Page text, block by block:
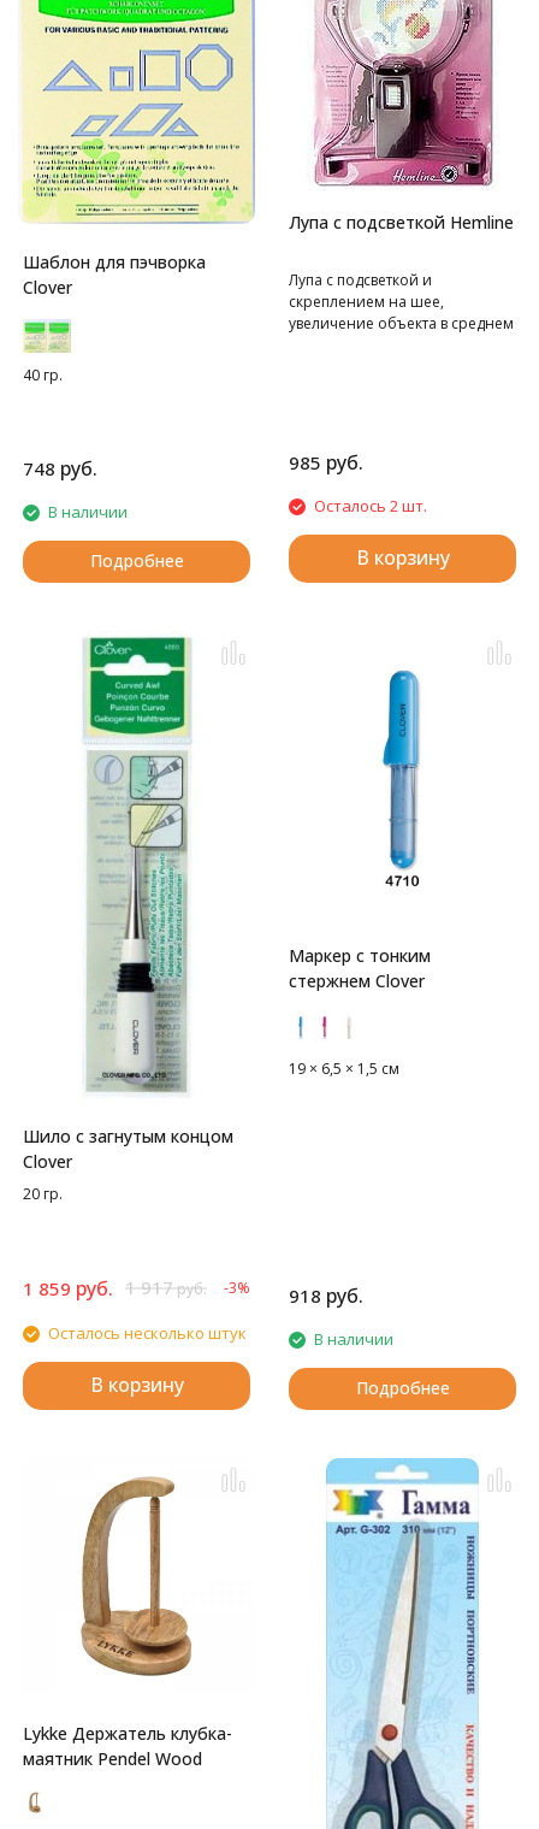
Шаблон для пэчворка
Clover
40 гр.
748 руб.
В наличии
Подробнее
Лупа с подсветкой Hemline
Лупа с подсветкой и
скреплением на шее,
увеличение объекта в среднем
985 руб.
Осталось 2 шт.
В корзину
Шило с загнутым концом
Clover
20 гр.
1 859 руб. 1 917руб. -3%
Осталось несколько штук
В корзину
Маркер с тонким
стержнем Clover
19 × 6,5 × 1,5 см
918 руб.
В наличии
Подробнее
Lykke Держатель клубка-
маятник Pendel Wood